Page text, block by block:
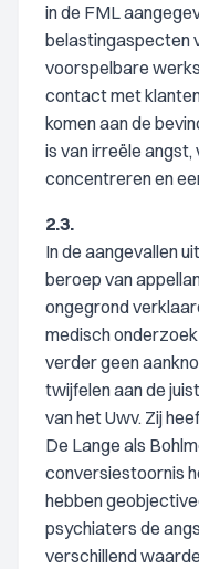
in de FML
belastingaspecten
voorspelbare
contact met
komen aan de
is van irreële
concentreren en
2.3.
In de aangevallen
beroep van
ongegrond
medisch
verder geen
twijfelen aan de
van het Uwv. Zij
De Lange als
conversiestoornis
hebben
psychiaters de
verschillend